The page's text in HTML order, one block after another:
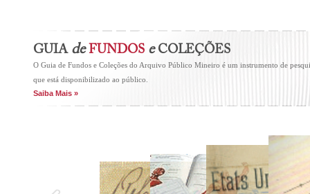
GUIA de FUNDOS eCOLEÇÕES
O Guia de Fundos e Coleções do Arquivo Público Mineiro é um instrumento de
que está disponibilizado ao público.
Saiba Mais »